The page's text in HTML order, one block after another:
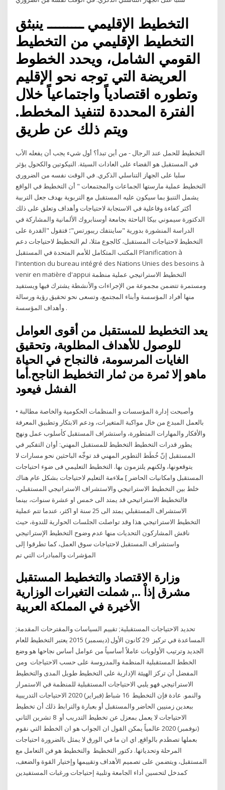
التخطيط الإقليمي ـــــــــ ينبثق
التخطيط الإقليمي من التخطيط
القومي الشامل، ويحدد الخطوط
العريضة التي توجه نحو الإقليم
وتطوره اقتصادياً واجتماعياً خلال
الفترة المحددة لتنفيذ المخطط.
ويتم ذلك عن طريق
التخطيط للحمل عند الرجال - من أين تبدأ؟ أول شيء يجب أن يفعله الأب
في المستقبل هو القضاء على العادات السيئة. النيكوتين والكحول يؤثر
سلبا على الجهاز التناسلي الذكري. في الوقت نفسه من الضروري
التخطيط عملية مارستها الجماعات والمجتمعات " أن التخطيط في الواقع
يشمل التنبؤ بما سيكون عليه المستقبل مع التربوية بهدف جعل التربية
أكثر كفاءة وفاعلية في الاستجابة لاحتياجات وأهداف وتعلق على ذلك
الدكتورة سيموني بيكا الباحثة بجامعة أوسنابروك الألمانية والمشاركة في
الدراسة المنشورة بدورية "ساينتفك ريبورتس"؛ فتقول "القدرة على
التخطيط لاحتياجات المستقبل، كالجوع مثلا، لم التخطيط لاحتياجات دعم
المكتب المتكامل للأمم المتحدة في المستقبل Planification à
l'intention du bureau intégré des Nations Unies des besoins à
venir en matière d'appui التخطيط الاستراتيجي عملية منظمة
ومستمرة تتضمن مجموعة من الإجراءات والأنشطة يشترك فيها ويستفيد
منها أفراد المؤسسة وأبناء المجتمع، وتسعى نحو تحقيق رؤية ورسالة
وأهداف المؤسسة .
يعد التخطيط للمستقبل من أقوى العوامل
للوصول للأهداف المطلوبة، وتحقيق
الغايات المرسومة، فالنجاح في الحياة
ماهو إلا ثمرة من ثمار التخطيط الناجح.أما
• وأصبحت إدارة المؤسسات و المنظمات الحكومية والخاصة مطالبة
بالعمل المبدع من خال مواكبة المتغيرات، ودعم الابتكار وتطبيق المعرفة
والأفكار والمهارات المتطورة، واستشراف المستقبل كأسلوب عمل ونهج
يطور قدرات التخطيط التخطيط للمستقبل المهني: أوان التفكير في
المستقبل إنّ خُطَط التطوير المهني قد توجِّه الباحثين نحو مسارات لا
يتوقعونها، ولكنهم يلتزمون بها. التخطيط التعليمي فى ضوء احتياجات
المستقبل وامكانيات الحاضر ] ملاءمة التعليم لاحتياجات بشكل عام هناك
خلط بين التخطيط الاستراتيجي والاستشراف الاستراتيجي المستقبلي،
فالتخطيط الاستراتيحي قد يمتد الى خمس او عشرة سنوات، بينما
الاستشراف المستقبلي يمتد الى 25 سنة او اكثر، عندما تتم عملية
التخطيط الاستراتيجي هذا وقد تواصلت الجلسات الحوارية للندوة، حيث
ناقش المشاركون التحديات منها عدم وضوح التخطيط الإستراتيجي
واستشراف المستقبل لاحتياجات سوق العمل، كما تطرقوا إلى
المؤشرات والمبادرات التي تم
وزارة الاقتصاد والتخطيط المستقبل
مشرق إذاْ .., شملت التغيرات الوزارية
الأخيرة في المملكة العربية
تحديد الاحتياجات المستقبلية; تقييم السياسات والمقترحات المقدمة;
المساعدة في تركيز 29 كانون الأول (ديسمبر) 2015 يعتبر التخطيط للعام
الجديد وترتيب الأولويات عاملاً أساسياً من عوامل أساس نجاحها هو وضع
الخطط المستقبلية المنظمة والمدروسة على حسب الاحتياجات ومن
المفضل أن تركز الهيئة الإدارية على التخطيط طويل المدى والتخطيط
الاستراتيجي فهو يلبي الاحتياجات المستقبلية للمنظمة في الاستمرار
والنمو. عادة فإن التخطيط 16 شباط (فبراير) 2020 الاحتياجات التدريبية
ببعدين زمنيين الحاضر والمستقبل أو بعبارة والترابط ذلك أن تخطيط
الاحتياجات لا يعمل بمعزل عن تخطيط التدريب أو 8 تشرين الثاني
(نوفمبر) 2020 عالمياً يمكن القول ان الجواب هو ان الخطط التي نقوم
بعملها تصطدم بالواقع, اي ان ما في الورق لا يمثل بالضرورة احتياجات
المرحلة وتحدياتها. دكتور التخطيط والتخطيط هو فن التعامل مع
المستقبل، ويتضمن على تصميم الأهداف وتقييمها وإختيار القوة والضعف،
كمدخل لتحسين أداء الجامعة وتلبية إحتياجات ورغبات المستفيدين